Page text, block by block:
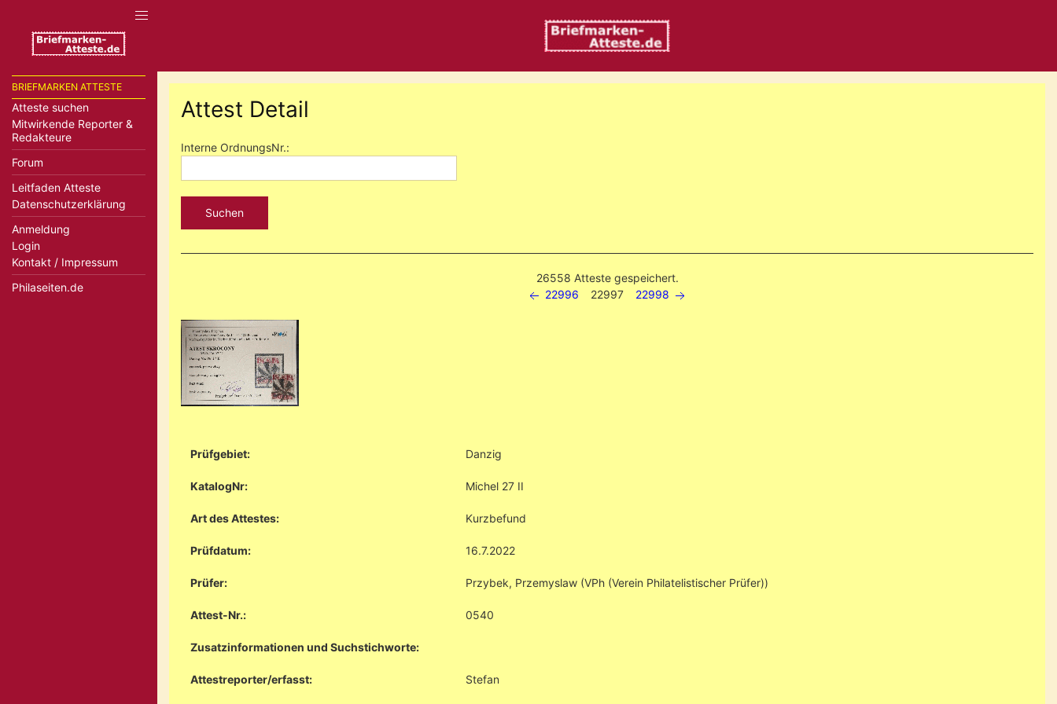
BRIEFMARKEN ATTESTE
Atteste suchen
Mitwirkende Reporter &
Redakteure
Forum
Leitfaden Atteste
Datenschutzerklärung
Anmeldung
Login
Kontakt / Impressum
Philaseiten.de
Attest Detail
Interne OrdnungsNr.:
Suchen
26558 Atteste gespeichert.
22996
22997 22998
Prüfgebiet: Danzig
KatalogNr: Michel 27 II
Art des Attestes: Kurzbefund
Prüfdatum: 16.7.2022
Prüfer: Przybek, Przemyslaw (VPh (Verein Philatelistischer Prüfer))
Attest-Nr.: 0540
Zusatzinformationen und Suchstichworte:
Attestreporter/erfasst: Stefan